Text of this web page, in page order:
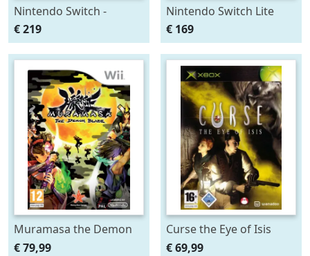
Nintendo Switch -
Red/Blue
€ 219
Nintendo Switch Lite
(Coral)
€ 169
Muramasa the Demon
Blade
€ 79,99
Curse the Eye of Isis
€ 69,99